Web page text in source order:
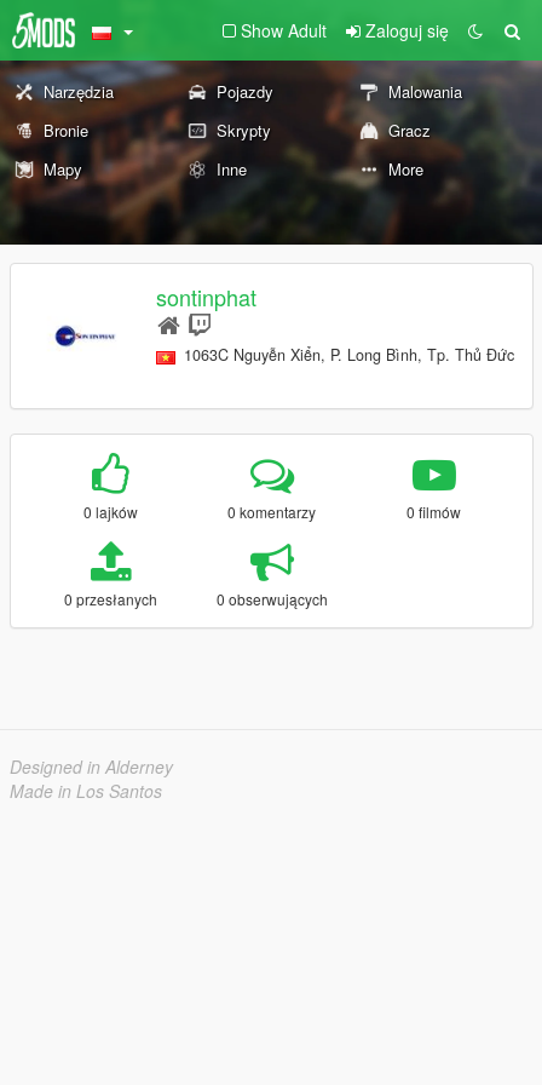
Show Adult Zaloguj się
Narzędzia Pojazdy
Malowania
Bronie
Skrypty
Gracz
Mapy
Inne More
sontinphat
1063C Nguyễn Xiển, P. Long Bình, Tp. Thủ Đức
0 lajków 0 komentarzy 0 filmów
0 przesłanych 0 obserwujących
Designed in Alderney
Made in Los Santos